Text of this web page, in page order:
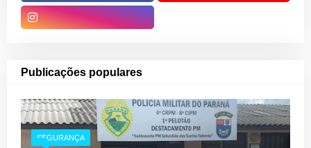
Publicações populares
SEGURANÇA